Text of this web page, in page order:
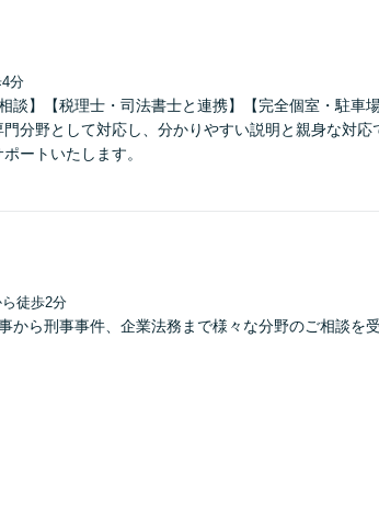
分
談】【税理士・司法書士と連携】【完全個室・駐車
分野として対応し、分かりやすい説明と親身な対応
ートいたします。
徒歩2分
から刑事事件、企業法務まで様々な分野のご相談を